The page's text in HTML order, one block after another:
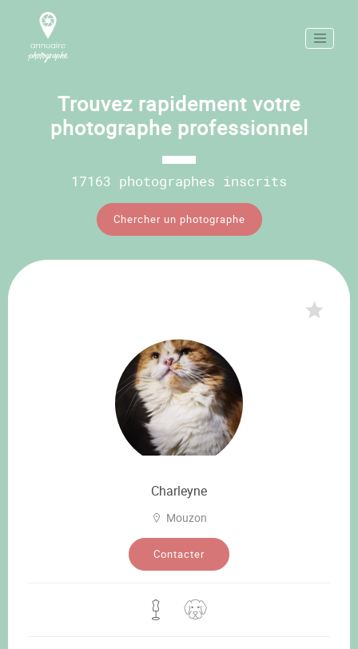
Trouvez rapidement votre
photographe professionnel
17163 photographes inscrits
Chercher un photographe
Charleyne
Mouzon
Contacter